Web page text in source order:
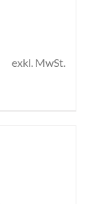
exkl. MwSt.